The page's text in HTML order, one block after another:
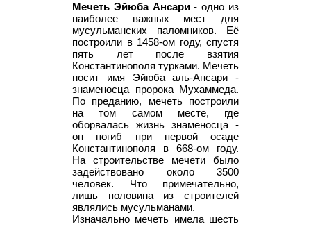
Мечеть Эйюба Ансари- одно из
наиболее важных мест для
мусульманских паломников. Её
построили в 1458-ом году, спустя
пять лет после взятия
Константинополя турками. Мечеть
носит имя Эйюба аль-Ансари -
знаменосца пророка Мухаммеда.
По преданию, мечеть построили
на том самом месте, где
оборвалась жизнь знаменосца -
он погиб при первой осаде
Константинополя в 668-ом году.
На строительстве мечети было
задействовано около 3500
человек. Что примечательно,
лишь половина из строителей
являлись мусульманами.
Изначально мечеть имела шесть